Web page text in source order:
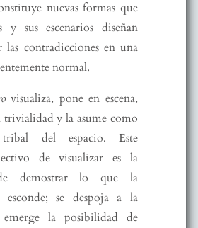
nuevas formas que
y sus escenarios diseñan
las contradicciones en una
normal.
visualiza, pone en escena,
trivialidad y la asume como
del espacio. Este
de visualizar es la
demostrar lo que la
esconde; se despoja a la
la posibilidad de